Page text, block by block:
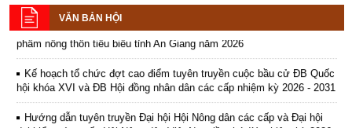
VĂN BẢN HỘI
phẩm nông thôn tiêu biểu tỉnh An Giang năm 2026
Kế hoạch tổ chức đợt cao điểm tuyên truyền cuộc bầu cử ĐB Quốc
hội khóa XVI và ĐB Hội đồng nhân dân các cấp nhiệm kỳ 2026 - 2031
Hướng dẫn tuyên truyền Đại hội Hội Nông dân các cấp và Đại hội
đại biểu toàn quốc Hội Nông dân Việt Nam lần thứ IX, nhiệm kỳ 2026
- 2031